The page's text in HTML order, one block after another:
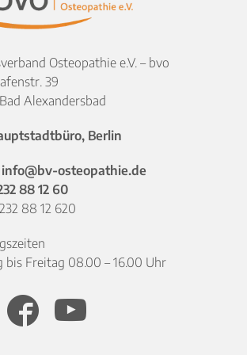
Osteopathie e.V. – bvo
39
Alexandersbad
Berlin
info@bv-osteopathie.de
88 12 60
88 12 620
bis Freitag 08.00 – 16.00 Uhr